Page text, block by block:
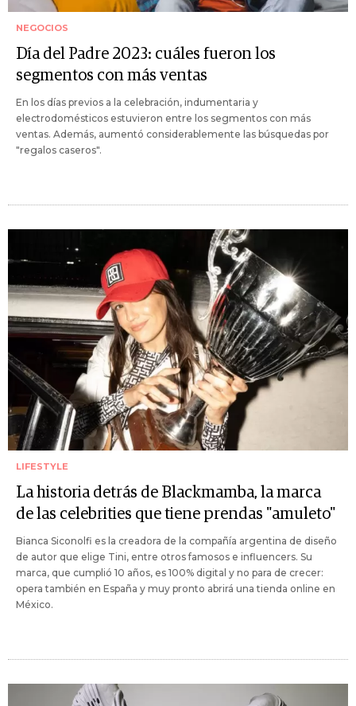
NEGOCIOS
Día del Padre 2023: cuáles fueron los
segmentos con más ventas
En los días previos a la celebración, indumentaria y
electrodomésticos estuvieron entre los segmentos con más
ventas. Además, aumentó considerablemente las búsquedas por
"regalos caseros".
LIFESTYLE
La historia detrás de Blackmamba, la marca
de las celebrities que tiene prendas "amuleto"
Bianca Siconolfi es la creadora de la compañía argentina de diseño
de autor que elige Tini, entre otros famosos e influencers. Su
marca, que cumplió 10 años, es 100% digital y no para de crecer:
opera también en España y muy pronto abrirá una tienda online en
México.